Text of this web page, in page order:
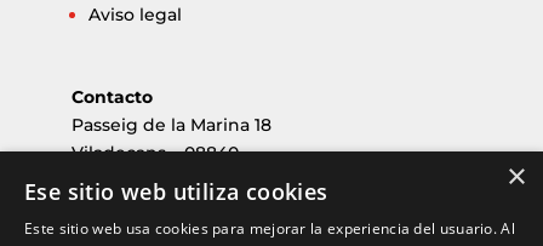
Aviso legal
Contacto
Passeig de la Marina 18
Viladecans – 08840
Barcelona
Tlf: 936 47 32 25
×
Ese sitio web utiliza cookies
Este sitio web usa cookies para mejorar la experiencia del usuario. Al